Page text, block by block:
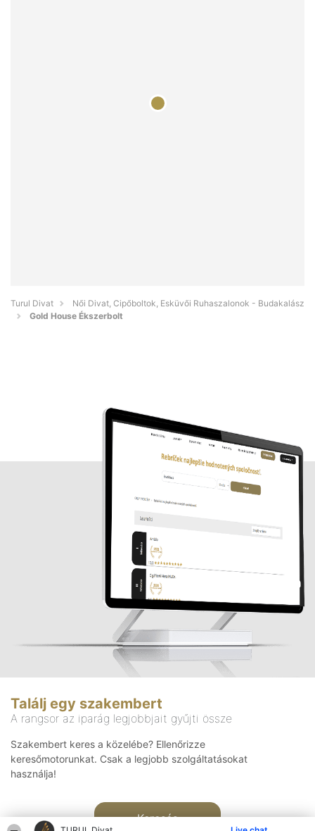
Turul Divat
Női Divat, Cipőboltok, Esküvői Ruhaszalonok - Budakalász
Gold House Ékszerbolt
Találj egy szakembert
A rangsor az iparág legjobbjait gyűjti össze
Szakembert keres a közelébe? Ellenőrizze
keresőmotorunkat. Csak a legjobb szolgáltatásokat
használja!
Keresés